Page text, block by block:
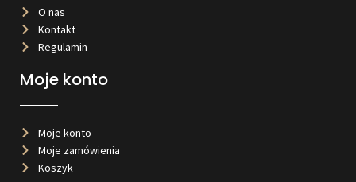
O nas
Kontakt
Regulamin
Moje konto
Moje konto
Moje zamówienia
Koszyk